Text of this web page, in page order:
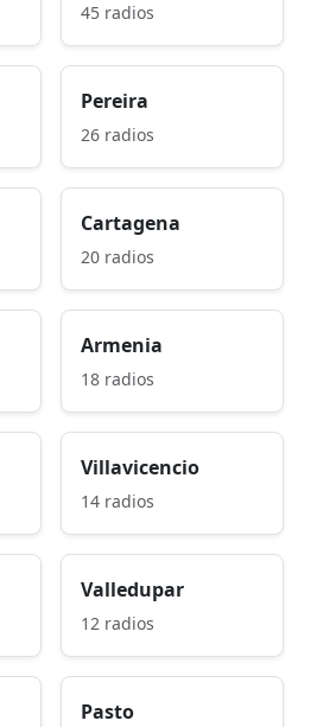
45 radios
Pereira
26 radios
Cartagena
20 radios
Armenia
18 radios
Villavicencio
14 radios
Valledupar
12 radios
Pasto